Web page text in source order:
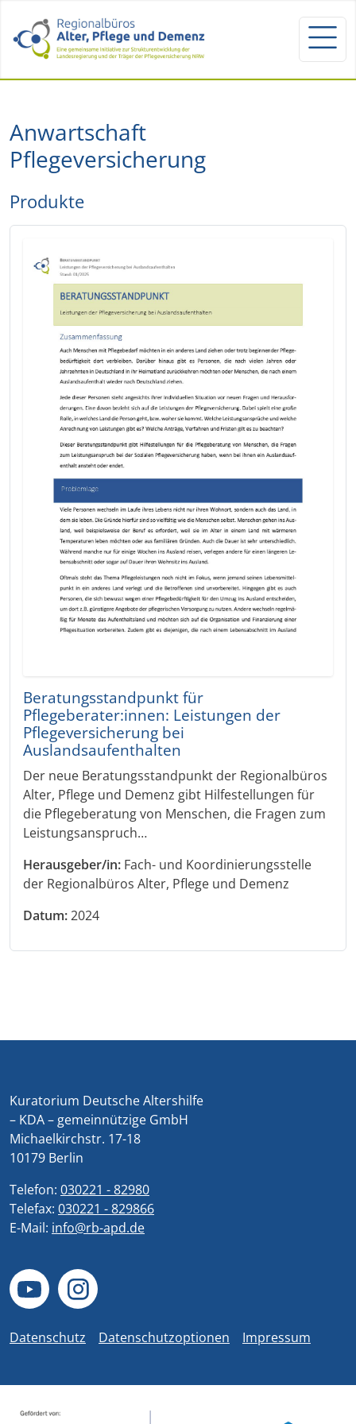
Anwartschaft
Pflegeversicherung
Produkte
Beratungsstandpunkt für
Pflegeberater:innen: Leistungen der
Pflegeversicherung bei
Auslandsaufenthalten
Der neue Beratungsstandpunkt der Regionalbüros
Alter, Pflege und Demenz gibt Hilfestellungen für
die Pflegeberatung von Menschen, die Fragen zum
Leistungsanspruch…
Herausgeber/in: Fach- und Koordinierungsstelle
der Regionalbüros Alter, Pflege und Demenz
Datum:2024
Kuratorium Deutsche Altershilfe
– KDA – gemeinnützige GmbH
Michaelkirchstr. 17-18
10179 Berlin
Telefon: 030221 - 82980
Telefax: 030221 - 829866
E-Mail: info@rb-apd.de
Datenschutz Datenschutzoptionen Impressum